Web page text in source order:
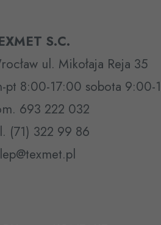
S.C.
ul. Mikołaja Reja 35
pt 8:00-17:00 sobota 9:00-
693 222 032
(71) 322 99 86